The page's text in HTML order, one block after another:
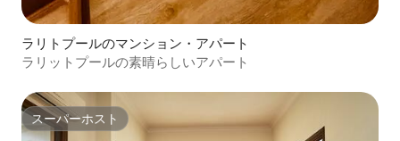
ラリトプールのマンション・アパート
ラリットプールの素晴らしいアパート
スーパーホスト
スーパーホスト